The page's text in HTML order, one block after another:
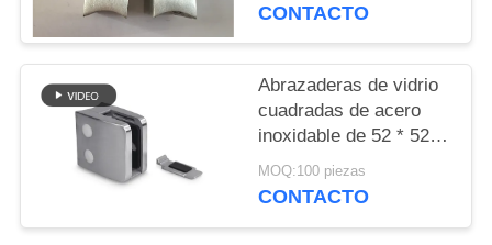
PRIVACY
POLICY
CONTACTO
Abrazaderas de vidrio
cuadradas de acero
inoxidable de 52 * 52
mm, abrazaderas de
vidrio de alto
MOQ:100 piezas
CONTACTO